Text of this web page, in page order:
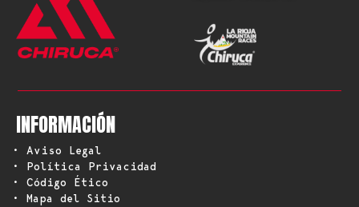
INFORMACIÓN
• Aviso Legal
• Política Privacidad
• Código Ético
• Mapa del Sitio